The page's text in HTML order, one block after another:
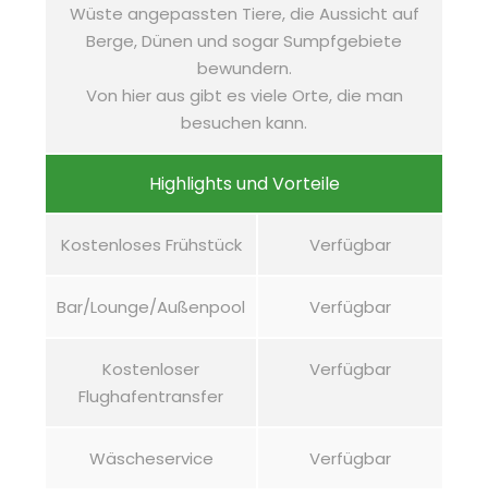
Wüste angepassten Tiere, die Aussicht auf
Berge, Dünen und sogar Sumpfgebiete
bewundern.
Von hier aus gibt es viele Orte, die man
besuchen kann.
Highlights und Vorteile
Kostenloses Frühstück Verfügbar
Bar/Lounge/Außenpool Verfügbar
Kostenloser
Flughafentransfer
Verfügbar
Wäscheservice Verfügbar